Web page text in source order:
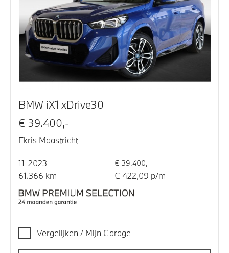
BMW iX1 xDrive30
€ 39.400,-
Ekris Maastricht
11-2023 € 39.400,-
61.366 km € 422,09 p/m
Vergelijken / Mijn Garage